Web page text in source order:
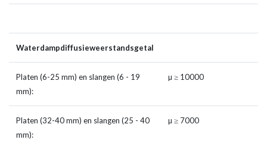
Waterdampdiffusieweerstandsgetal
Platen (6-25 mm) en slangen (6 - 19
mm):
µ ≥ 10000
Platen (32-40 mm) en slangen (25 - 40
mm):
µ ≥ 7000